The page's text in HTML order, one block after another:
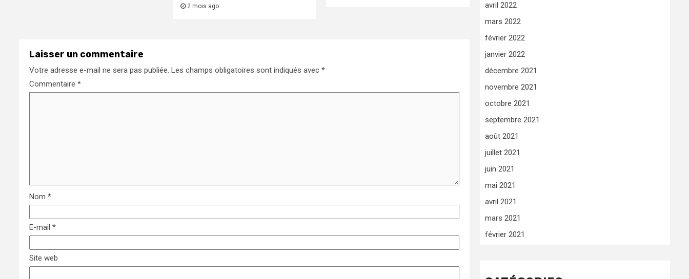
2 mois ago
Laisser un commentaire
Votre adresse e-mail ne sera pas publiée. Les champs obligatoires sont indiqués avec *
Commentaire *
Nom *
E-mail *
Site web
avril 2022
mars 2022
février 2022
janvier 2022
décembre 2021
novembre 2021
octobre 2021
septembre 2021
août 2021
juillet 2021
juin 2021
mai 2021
avril 2021
mars 2021
février 2021